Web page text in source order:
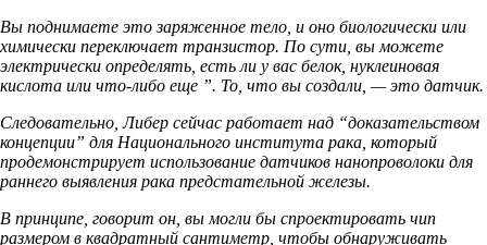
Вы поднимаете это заряженное тело, и оно биологически или
химически переключает транзистор. По сути, вы можете
электрически определять, есть ли у вас белок, нуклеиновая
кислота или что-либо еще ”. То, что вы создали, — это датчик.
Следовательно, Либер сейчас работает над “доказательством
концепции” для Национального института рака, который
продемонстрирует использование датчиков нанопроволоки для
раннего выявления рака предстательной железы.
В принципе, говорит он, вы могли бы спроектировать чип
размером в квадратный сантиметр, чтобы обнаруживать